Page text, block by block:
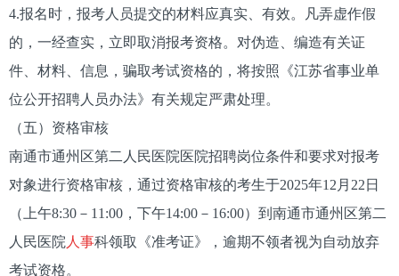
4.报名时，报考人员提交的材料应真实、有效。凡弄虚作假
的，一经查实，立即取消报考资格。对伪造、编造有关证
件、材料、信息，骗取考试资格的，将按照《江苏省事业单
位公开招聘人员办法》有关规定严肃处理。
（五）资格审核
南通市通州区第二人民医院医院招聘岗位条件和要求对报考
对象进行资格审核，通过资格审核的考生于2025年12月22日
（上午8:30－11:00，下午14:00－16:00）到南通市通州区第二
人民医院 人事科领取《准考证》，逾期不领者视为自动放弃
考试资格。